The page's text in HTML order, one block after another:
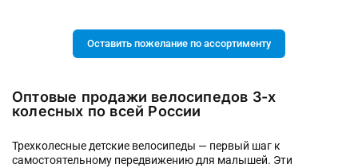
Оставить пожелание по ассортименту
Оптовые продажи велосипедов 3-х
колесных по всей России
Трехколесные детские велосипеды — первый шаг к
самостоятельному передвижению для малышей. Эти